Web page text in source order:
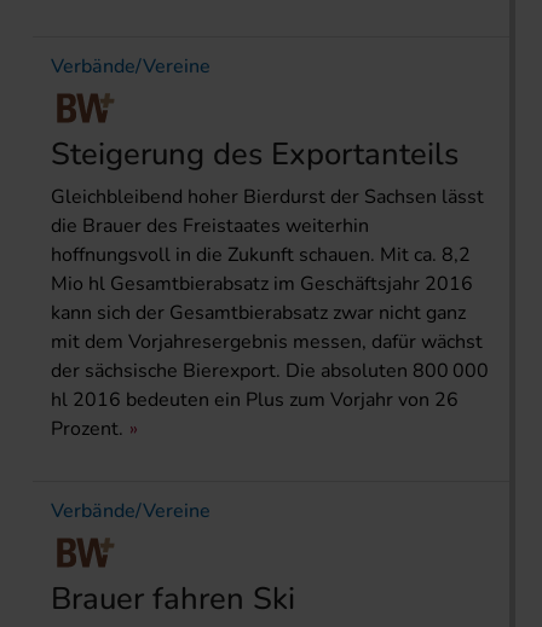
Verbände/Vereine
Steigerung des Exportanteils
Gleichbleibend hoher Bierdurst der Sachsen lässt
die Brauer des Freistaates weiterhin
hoffnungsvoll in die Zukunft schauen. Mit ca. 8,2
Mio hl Gesamtbierabsatz im Geschäftsjahr 2016
kann sich der Gesamtbierabsatz zwar nicht ganz
mit dem Vorjahresergebnis messen, dafür wächst
der sächsische Bierexport. Die absoluten 800 000
hl 2016 bedeuten ein Plus zum Vorjahr von 26
Prozent.
Verbände/Vereine
Brauer fahren Ski